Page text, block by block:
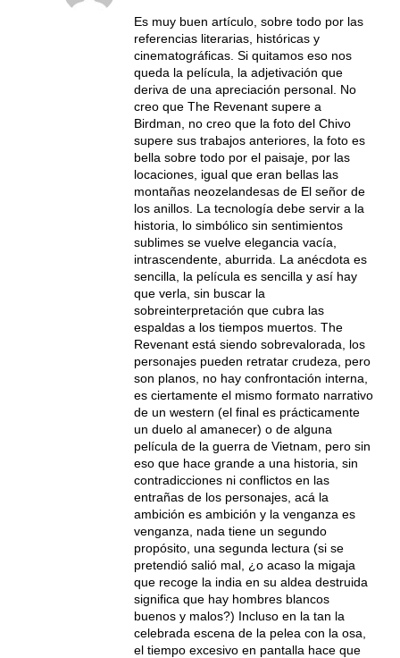
Es muy buen artículo, sobre todo por las
referencias literarias, históricas y
cinematográficas. Si quitamos eso nos
queda la película, la adjetivación que
deriva de una apreciación personal. No
creo que The Revenant supere a
Birdman, no creo que la foto del Chivo
supere sus trabajos anteriores, la foto es
bella sobre todo por el paisaje, por las
locaciones, igual que eran bellas las
montañas neozelandesas de El señor de
los anillos. La tecnología debe servir a la
historia, lo simbólico sin sentimientos
sublimes se vuelve elegancia vacía,
intrascendente, aburrida. La anécdota es
sencilla, la película es sencilla y así hay
que verla, sin buscar la
sobreinterpretación que cubra las
espaldas a los tiempos muertos. The
Revenant está siendo sobrevalorada, los
personajes pueden retratar crudeza, pero
son planos, no hay confrontación interna,
es ciertamente el mismo formato narrativo
de un western (el final es prácticamente
un duelo al amanecer) o de alguna
película de la guerra de Vietnam, pero sin
eso que hace grande a una historia, sin
contradicciones ni conflictos en las
entrañas de los personajes, acá la
ambición es ambición y la venganza es
venganza, nada tiene un segundo
propósito, una segunda lectura (si se
pretendió salió mal, ¿o acaso la migaja
que recoge la india en su aldea destruida
significa que hay hombres blancos
buenos y malos?) Incluso en la tan la
celebrada escena de la pelea con la osa,
el tiempo excesivo en pantalla hace que